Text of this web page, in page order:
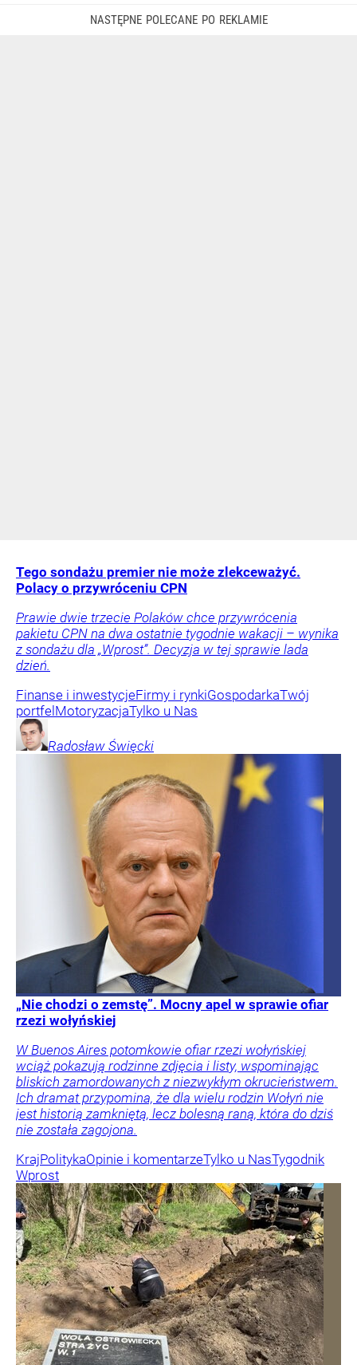
Tego sondażu premier nie może zlekceważyć.
Polacy o przywróceniu CPN
Prawie dwie trzecie Polaków chce przywrócenia
pakietu CPN na dwa ostatnie tygodnie wakacji – wynika
z sondażu dla „Wprost”. Decyzja w tej sprawie lada
dzień.
Finanse i inwestycjeFirmy i rynkiGospodarkaTwój
portfel MotoryzacjaTylko u Nas
Radosław Święcki
„Nie chodzi o zemstę”. Mocny apel w sprawie ofiar
rzezi wołyńskiej
W Buenos Aires potomkowie ofiar rzezi wołyńskiej
wciąż pokazują rodzinne zdjęcia i listy, wspominając
bliskich zamordowanych z niezwykłym okrucieństwem.
Ich dramat przypomina, że dla wielu rodzin Wołyń nie
jest historią zamkniętą, lecz bolesną raną, która do dziś
nie została zagojona.
KrajPolitykaOpinie i komentarzeTylko u NasTygodnik
Wprost